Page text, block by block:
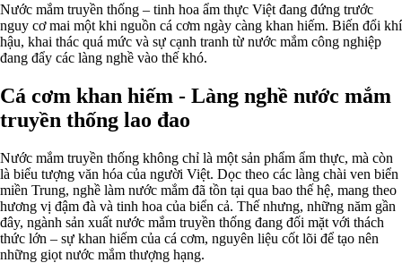
Nước mắm truyền thống – tinh hoa ẩm thực Việt đang đứng trước
nguy cơ mai một khi nguồn cá cơm ngày càng khan hiếm. Biến đổi khí
hậu, khai thác quá mức và sự cạnh tranh từ nước mắm công nghiệp
đang đẩy các làng nghề vào thế khó.
Cá cơm khan hiếm - Làng nghề nước mắm
truyền thống lao đao
Nước mắm truyền thống không chỉ là một sản phẩm ẩm thực, mà còn
là biểu tượng văn hóa của người Việt. Dọc theo các làng chài ven biển
miền Trung, nghề làm nước mắm đã tồn tại qua bao thế hệ, mang theo
hương vị đậm đà và tinh hoa của biển cả. Thế nhưng, những năm gần
đây, ngành sản xuất nước mắm truyền thống đang đối mặt với thách
thức lớn – sự khan hiếm của cá cơm, nguyên liệu cốt lõi để tạo nên
những giọt nước mắm thượng hạng.